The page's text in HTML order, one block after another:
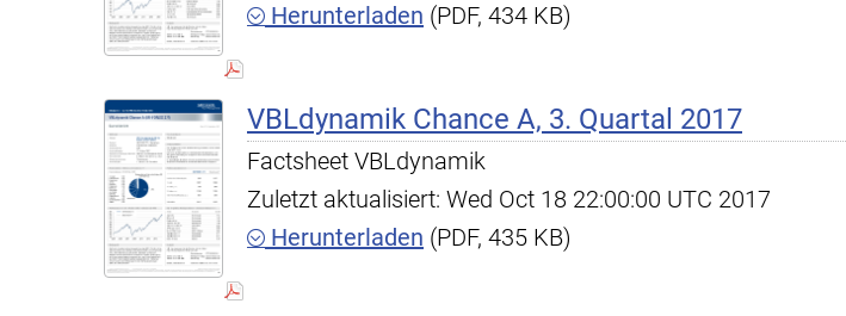
Herunterladen (PDF, 434 KB)
VBLdynamik Chance A, 3. Quartal 2017
Factsheet VBLdynamik
Zuletzt aktualisiert: Wed Oct 18 22:00:00 UTC 2017
Herunterladen (PDF, 435 KB)